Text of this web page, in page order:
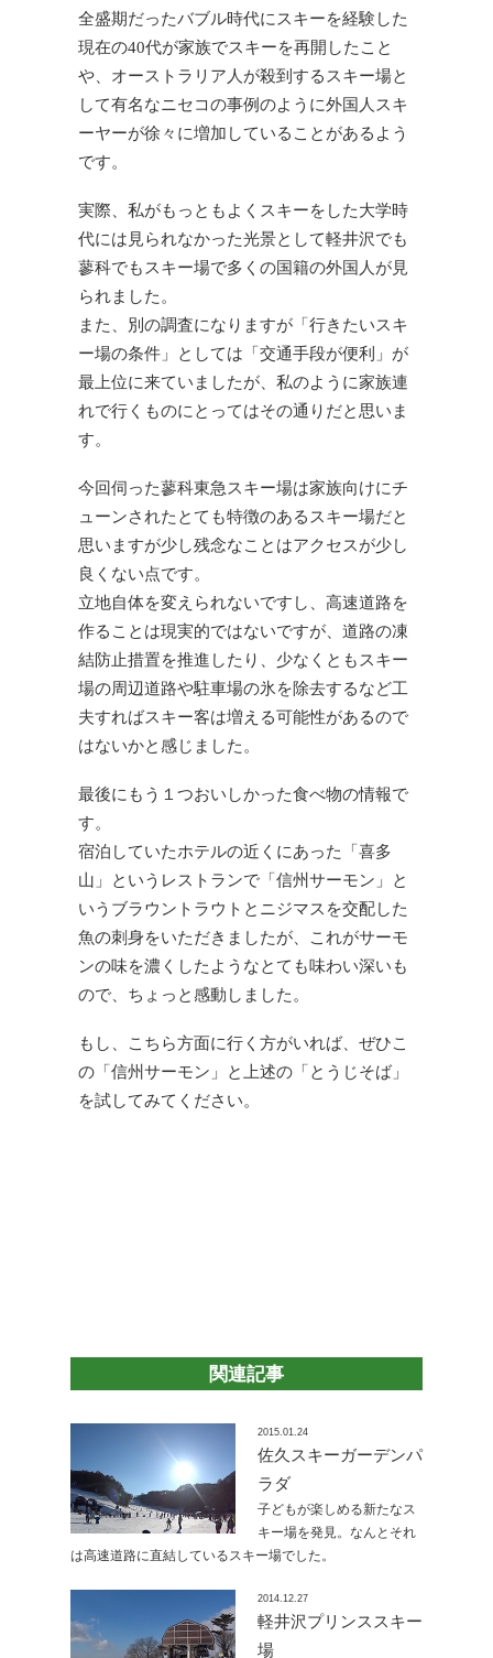
全盛期だったバブル時代にスキーを経験した
現在の40代が家族でスキーを再開したこと
や、オーストラリア人が殺到するスキー場と
して有名なニセコの事例のように外国人スキ
ーヤーが徐々に増加していることがあるよう
です。
実際、私がもっともよくスキーをした大学時
代には見られなかった光景として軽井沢でも
蓼科でもスキー場で多くの国籍の外国人が見
られました。
また、別の調査になりますが「行きたいスキ
ー場の条件」としては「交通手段が便利」が
最上位に来ていましたが、私のように家族連
れで行くものにとってはその通りだと思いま
す。
今回伺った蓼科東急スキー場は家族向けにチ
ューンされたとても特徴のあるスキー場だと
思いますが少し残念なことはアクセスが少し
良くない点です。
立地自体を変えられないですし、高速道路を
作ることは現実的ではないですが、道路の凍
結防止措置を推進したり、少なくともスキー
場の周辺道路や駐車場の氷を除去するなど工
夫すればスキー客は増える可能性があるので
はないかと感じました。
最後にもう１つおいしかった食べ物の情報で
す。
宿泊していたホテルの近くにあった「喜多
山」というレストランで「信州サーモン」と
いうブラウントラウトとニジマスを交配した
魚の刺身をいただきましたが、これがサーモ
ンの味を濃くしたようなとても味わい深いも
ので、ちょっと感動しました。
もし、こちら方面に行く方がいれば、ぜひこ
の「信州サーモン」と上述の「とうじそば」
を試してみてください。
関連記事
2015.01.24
佐久スキーガーデンパ
ラダ
子どもが楽しめる新たなス
キー場を発見。なんとそれ
は高速道路に直結しているスキー場でした。
2014.12.27
軽井沢プリンススキー
場